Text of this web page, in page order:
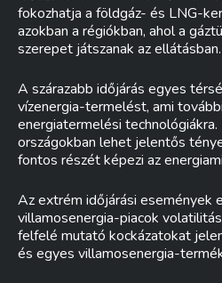
fokozhatja a földgáz- és LNG-
azokban a régiókban, ahol a
szerepet játszanak az ellátásban.
A szárazabb időjárás egyes
vízenergia-termelést, ami
energiatermelési technológiákra.
országokban lehet jelentős
fontos részét képezi az
Az extrém időjárási események
villamosenergia-piacok
felfelé mutató kockázatokat
és egyes villamosenergia-